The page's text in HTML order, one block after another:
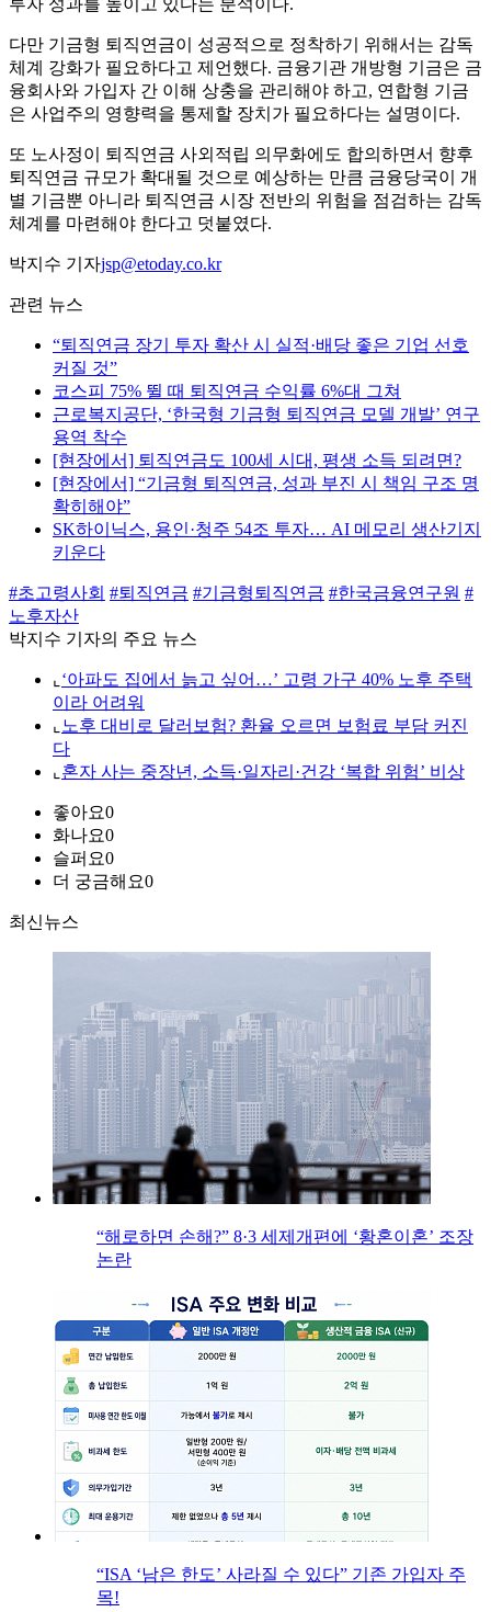
투자 성과를 높이고 있다는 분석이다.
다만 기금형 퇴직연금이 성공적으로 정착하기 위해서는 감독
체계 강화가 필요하다고 제언했다. 금융기관 개방형 기금은 금
융회사와 가입자 간 이해 상충을 관리해야 하고, 연합형 기금
은 사업주의 영향력을 통제할 장치가 필요하다는 설명이다.
또 노사정이 퇴직연금 사외적립 의무화에도 합의하면서 향후
퇴직연금 규모가 확대될 것으로 예상하는 만큼 금융당국이 개
별 기금뿐 아니라 퇴직연금 시장 전반의 위험을 점검하는 감독
체계를 마련해야 한다고 덧붙였다.
박지수 기자jsp@etoday.co.kr
관련 뉴스
“퇴직연금 장기 투자 확산 시 실적·배당 좋은 기업 선호
커질 것”
코스피 75% 뛸 때 퇴직연금 수익률 6%대 그쳐
근로복지공단, ‘한국형 기금형 퇴직연금 모델 개발’ 연구
용역 착수
[현장에서] 퇴직연금도 100세 시대, 평생 소득 되려면?
[현장에서] “기금형 퇴직연금, 성과 부진 시 책임 구조 명
확히해야”
SK하이닉스, 용인·청주 54조 투자… AI 메모리 생산기지
키운다
#초고령사회 #퇴직연금 #기금형퇴직연금 #한국금융연구원 #
노후자산
박지수 기자의 주요 뉴스
⌞ ‘아파도 집에서 늙고 싶어…’ 고령 가구 40% 노후 주택
이라 어려워
⌞ 노후 대비로 달러보험? 환율 오르면 보험료 부담 커진
다
⌞ 혼자 사는 중장년, 소득·일자리·건강 ‘복합 위험’ 비상
좋아요0
화나요0
슬퍼요0
더 궁금해요0
최신뉴스
“해로하면 손해?” 8·3 세제개편에 ‘황혼이혼’ 조장
논란
“ISA ‘남은 한도’ 사라질 수 있다” 기존 가입자 주
목!